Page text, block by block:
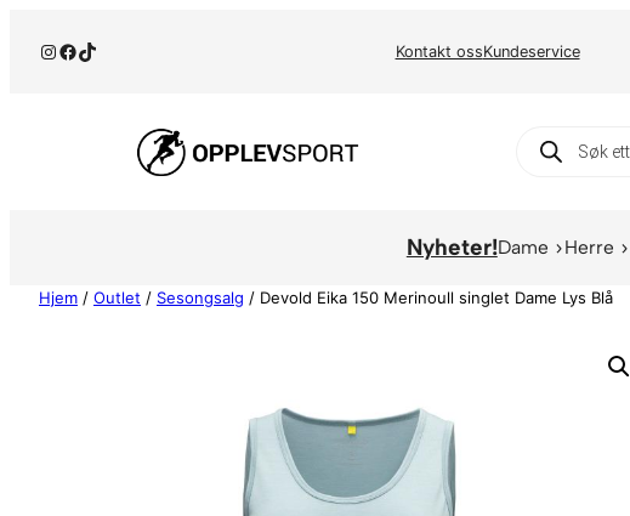
Instagram
Facebook
TikTok Kontakt ossKundeservice
Products
search
Nyheter!Dame Herre
Hjem / Outlet / Sesongsalg / Devold Eika 150 Merinoull singlet Dame Lys Blå